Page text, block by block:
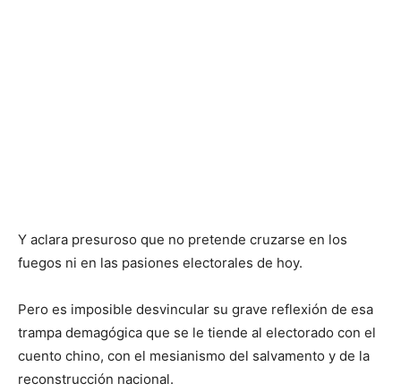
Y aclara presuroso que no pretende cruzarse en los
fuegos ni en las pasiones electorales de hoy.
Pero es imposible desvincular su grave reflexión de esa
trampa demagógica que se le tiende al electorado con el
cuento chino, con el mesianismo del salvamento y de la
reconstrucción nacional.